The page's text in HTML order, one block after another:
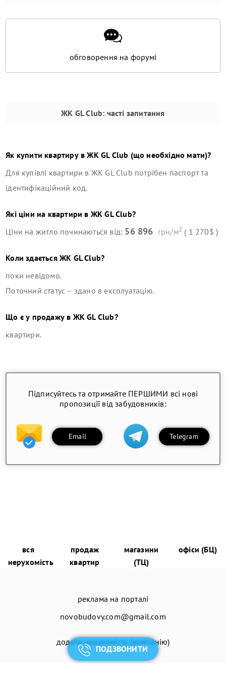
ПОДЗВОНИТИ
обговорення на форумі
ЖК GL Club: часті запитання
Як купити квартиру вЖК GL Club (що необхідно мати)?
Для купівлі квартири в ЖК GL Club потрібен паспорт та
ідентифікаційний код.
Які ціни на квартири в ЖК GL Club?
Ціни на житло починаються від: 56 896 грн/м2 ( 1 270$ )
Коли здаєтьсяЖК GL Club?
поки невідомо.
Поточний статус – здано в експлуатацію.
Що є у продажу в ЖК GL Club?
квартири.
Підписуйтесь та отримайте ПЕРШИМИ всі нові
пропозиції від забудовників:
Email Telegram
вся
нерухомість
продаж
квартир
магазини
(ТЦ)
офіси (БЦ)
реклама на порталі
novobudovy.com@gmail.com
додати нерухомість (компанію)